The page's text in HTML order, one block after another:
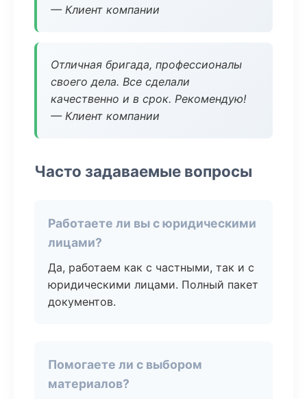
— Клиент компании
Отличная бригада, профессионалы
своего дела. Все сделали
качественно и в срок. Рекомендую!
— Клиент компании
Часто задаваемые вопросы
Работаете ли вы с юридическими
лицами?
Да, работаем как с частными, так и с
юридическими лицами. Полный пакет
документов.
Помогаете ли с выбором
материалов?